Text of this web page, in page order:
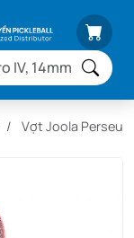
Vợt Joola Perseus